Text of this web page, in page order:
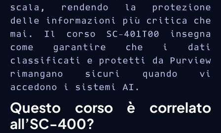
scala, rendendo la protezione
delle informazioni più critica che
mai. Il corso SC-401T00 insegna
come garantire che i dati
classificati e protetti da Purview
rimangano sicuri quando vi
accedono i sistemi AI.
Questo corso è correlato
all’SC-400?